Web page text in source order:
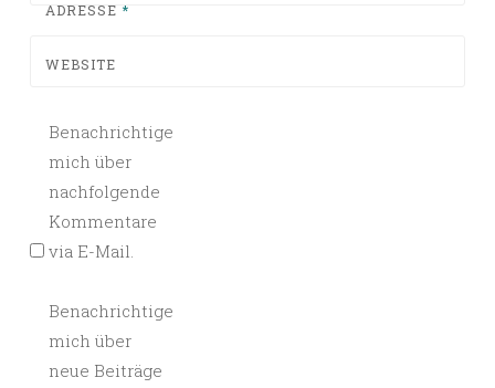
ADRESSE *
WEBSITE
Benachrichtige
mich über
nachfolgende
Kommentare
via E-Mail.
Benachrichtige
mich über
neue Beiträge